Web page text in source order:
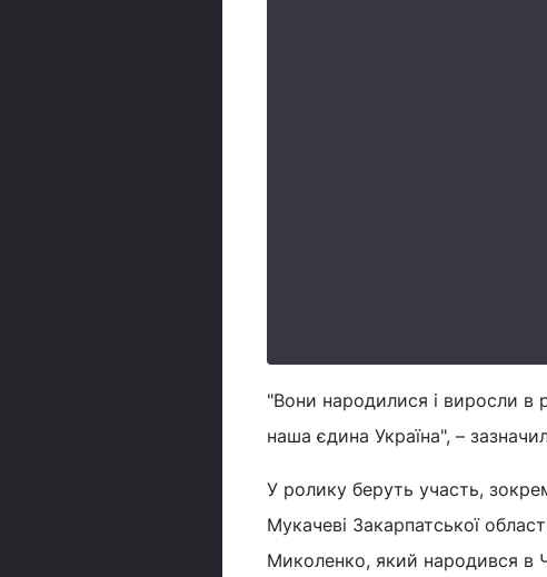
"Вони народилися і виросли в
наша єдина Україна", –
У ролику беруть участь,
Мукачеві Закарпатської
Миколенко, який народився в